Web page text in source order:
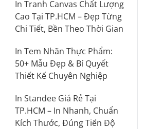
In Tranh Canvas Chất Lượng
Cao Tại TP.HCM – Đẹp Từng
Chi Tiết, Bền Theo Thời Gian
In Tem Nhãn Thực Phẩm:
50+ Mẫu Đẹp & Bí Quyết
Thiết Kế Chuyên Nghiệp
In Standee Giá Rẻ Tại
TP.HCM – In Nhanh, Chuẩn
Kích Thước, Đúng Tiến Độ